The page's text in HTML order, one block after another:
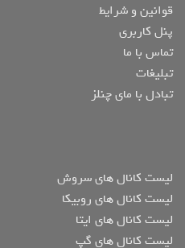
قوانین و شرایط
پنل کاربری
تماس با ما
تبلیغات
تبادل با مای چنلز
لیست کانال های سروش
لیست کانال های روبیکا
لیست کانال های ایتا
لیست کانال های گپ